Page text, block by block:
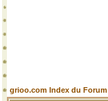
grioo.com Index du Forum